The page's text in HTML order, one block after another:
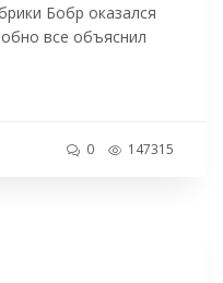
Бобр оказался
все объяснил
0 147315